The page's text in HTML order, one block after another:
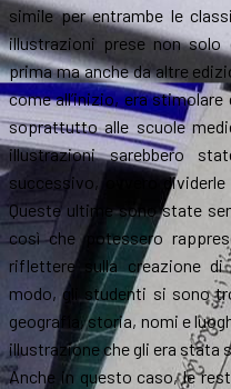
simile per entrambe le
illustrazioni prese non solo
prima ma anche da altre
come all’inizio, era
soprattutto alle scuole
illustrazioni sarebbero
successivo, ovvero dividerle
Queste ultime sono state
così che potessero
riflettere sulla creazione
modo, gli studenti si sono
geografia, storia, nomi e
illustrazione che gli era stata
Anche in questo caso, le